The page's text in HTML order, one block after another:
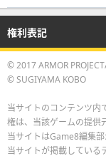
権利表記
© 2017 ARMOR
© SUGIYAMA KOBO
当サイトのコンテンツ内
権は、当該ゲームの提供
当サイトはGame8編集
当サイトが掲載している